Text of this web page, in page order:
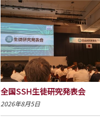
全国SSH生徒研究発表会
2026年8月5日